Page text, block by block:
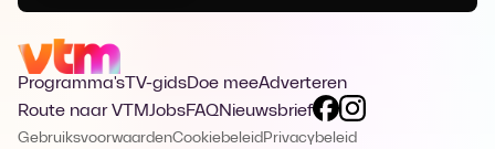
Programma's TV-gidsDoe meeAdverteren
Route naar VTMJobsFAQNieuwsbrief
GebruiksvoorwaardenCookiebeleid Privacybeleid